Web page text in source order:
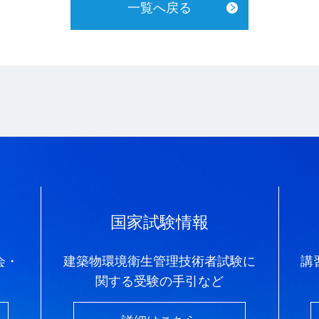
一覧へ戻る
国家試験情報
建築物環境衛生管理技術者試験に
関する受験の手引など
講